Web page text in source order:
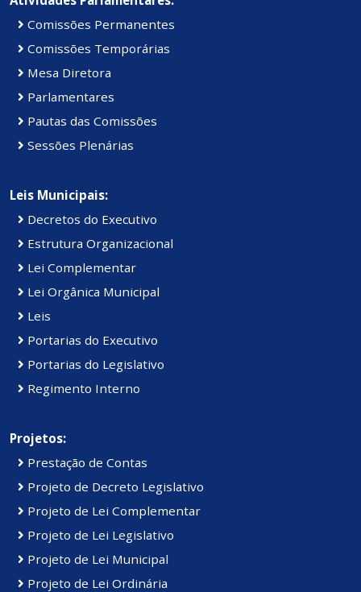
Comissões Permanentes
Comissões Temporárias
Mesa Diretora
Parlamentares
Pautas das Comissões
Sessões Plenárias
Leis Municipais:
Decretos do Executivo
Estrutura Organizacional
Lei Complementar
Lei Orgânica Municipal
Leis
Portarias do Executivo
Portarias do Legislativo
Regimento Interno
Projetos:
Prestação de Contas
Projeto de Decreto Legislativo
Projeto de Lei Complementar
Projeto de Lei Legislativo
Projeto de Lei Municipal
Projeto de Lei Ordinária